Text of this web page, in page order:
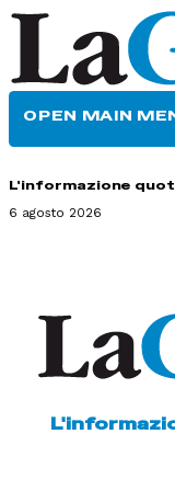
OPEN MAIN
L'informazione
6 agosto 2026